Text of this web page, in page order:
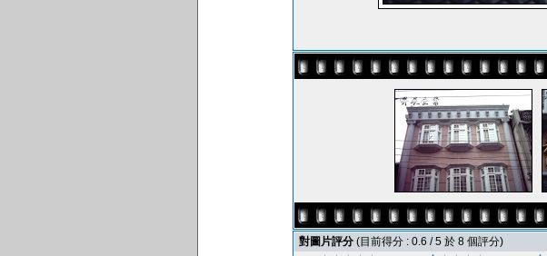
對圖片評分 (目前得分 : 0.6 / 5 於 8 個評分)